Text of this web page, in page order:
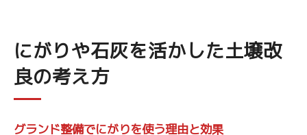
にがりや石灰を活かした土壌改
良の考え方
グランド整備でにがりを使う理由と効果